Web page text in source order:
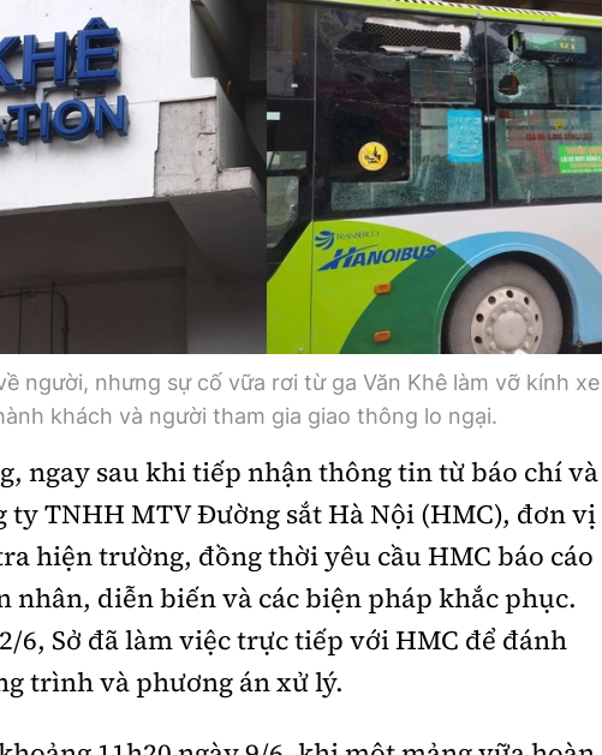
Bình luận
Hậu trường sao
360 độ thể thao
Sản phẩm mới
AI
Tư vấn
Video
Khám phá
Camera giao thông
Câu chuyện giao thông
Giải trí - Thể thao
người, nhưng sự cố vữa rơi từ ga Văn Khê làm vỡ kính xe
khách và người tham gia giao thông lo ngại.
ngay sau khi tiếp nhận thông tin từ báo chí và
ty TNHH MTV Đường sắt Hà Nội (HMC), đơn vị
hiện trường, đồng thời yêu cầu HMC báo cáo
nhân, diễn biến và các biện pháp khắc phục.
6, Sở đã làm việc trực tiếp với HMC để đánh
trình và phương án xử lý.